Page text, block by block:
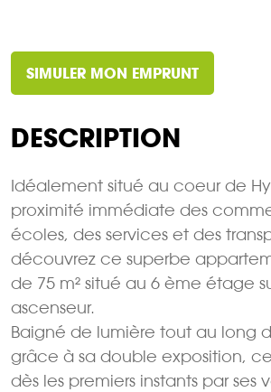
SIMULER MON EMPRUNT
DESCRIPTION
Idéalement situé au coeur de
proximité immédiate des
écoles, des services et des
découvrez ce superbe
de 75 m² situé au 6 ème étage
ascenseur.
Baigné de lumière tout au long
grâce à sa double exposition,
dès les premiers instants par ses